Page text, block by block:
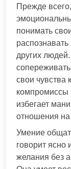
Прежде
понимать
других
свои чувства
компромиссы
избегает
отношения на
Умение
говорит
желания без